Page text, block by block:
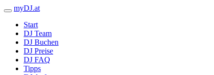
myDJ.at
Start
DJ Team
DJ Buchen
DJ Preise
DJ FAQ
Tipps